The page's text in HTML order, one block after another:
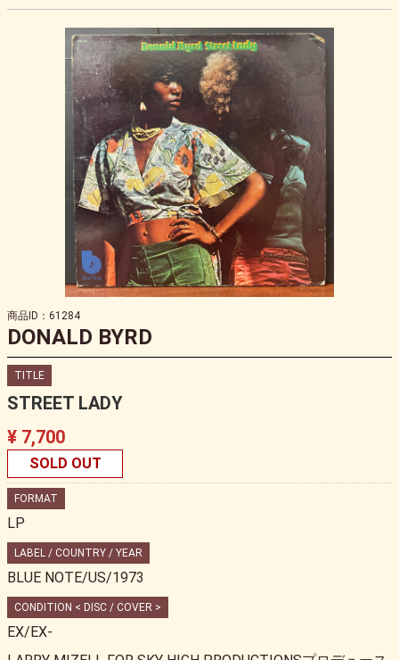
商品ID：61284
DONALD BYRD
TITLE
STREET LADY
¥ 7,700
SOLD OUT
FORMAT
LP
LABEL / COUNTRY / YEAR
BLUE NOTE/US/1973
CONDITION < DISC / COVER >
EX/EX-